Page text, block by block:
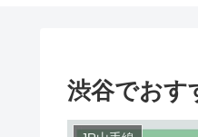
渋谷でおす